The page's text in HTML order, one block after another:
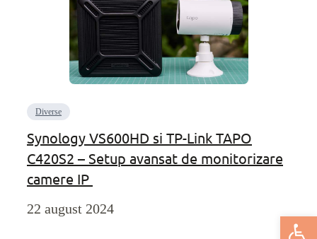
Deschide
Diverse
Synology VS600HD si TP-Link TAPO
C420S2 – Setup avansat de monitorizare
camere IP
22 august 2024